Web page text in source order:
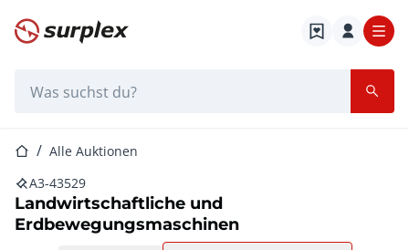
Startseite
StartseiteAlle Auktionen
A3-43529
Landwirtschaftliche und
Erdbewegungsmaschinen